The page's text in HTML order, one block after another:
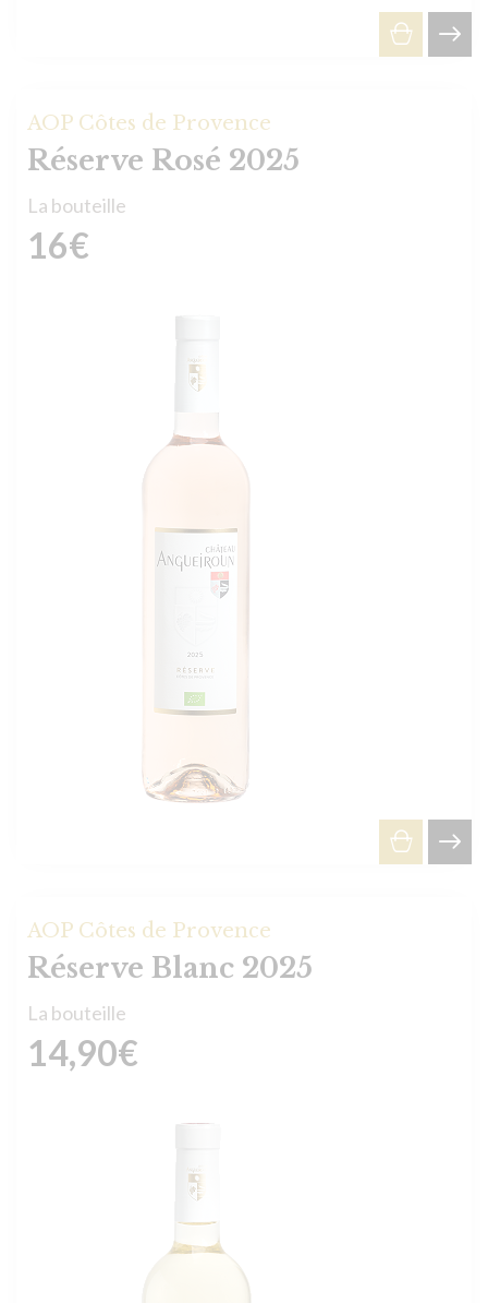
AOP Côtes de Provence
Réserve Rosé 2025
La bouteille
16€
AOP Côtes de Provence
Réserve Blanc 2025
La bouteille
14,90€